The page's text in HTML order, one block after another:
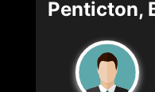
Penticton,